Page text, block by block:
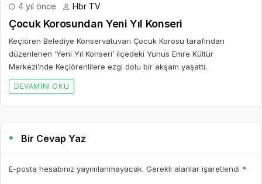
4 yıl önce Hbr TV
Çocuk Korosundan Yeni Yıl Konseri
Keçiören Belediye Konservatuvarı Çocuk Korosu tarafından
düzenlenen ‘Yeni Yıl Konseri’ ilçedeki Yunus Emre Kültür
Merkezi’nde Keçiörenlilere ezgi dolu bir akşam yaşattı.
DEVAMINI OKU
Bir Cevap Yaz
E-posta hesabınız yayımlanmayacak. Gerekli alanlar işaretlendi *